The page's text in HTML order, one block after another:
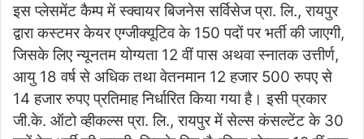
इस प्लेसमेंट कैम्प में स्क्वायर बिजनेस सर्विसेज प्रा. लि., रायपुर
द्वारा कस्टमर केयर एग्जीक्यूटिव के 150 पदों पर भर्ती की जाएगी,
जिसके लिए न्यूनतम योग्यता 12 वीं पास अथवा स्नातक उत्तीर्ण,
आयु 18 वर्ष से अधिक तथा वेतनमान 12 हजार 500 रुपए से
14 हजार रुपए प्रतिमाह निर्धारित किया गया है। इसी प्रकार
जी.के. ऑटो व्हीकल्स प्रा. लि., रायपुर में सेल्स कंसल्टेंट के 30